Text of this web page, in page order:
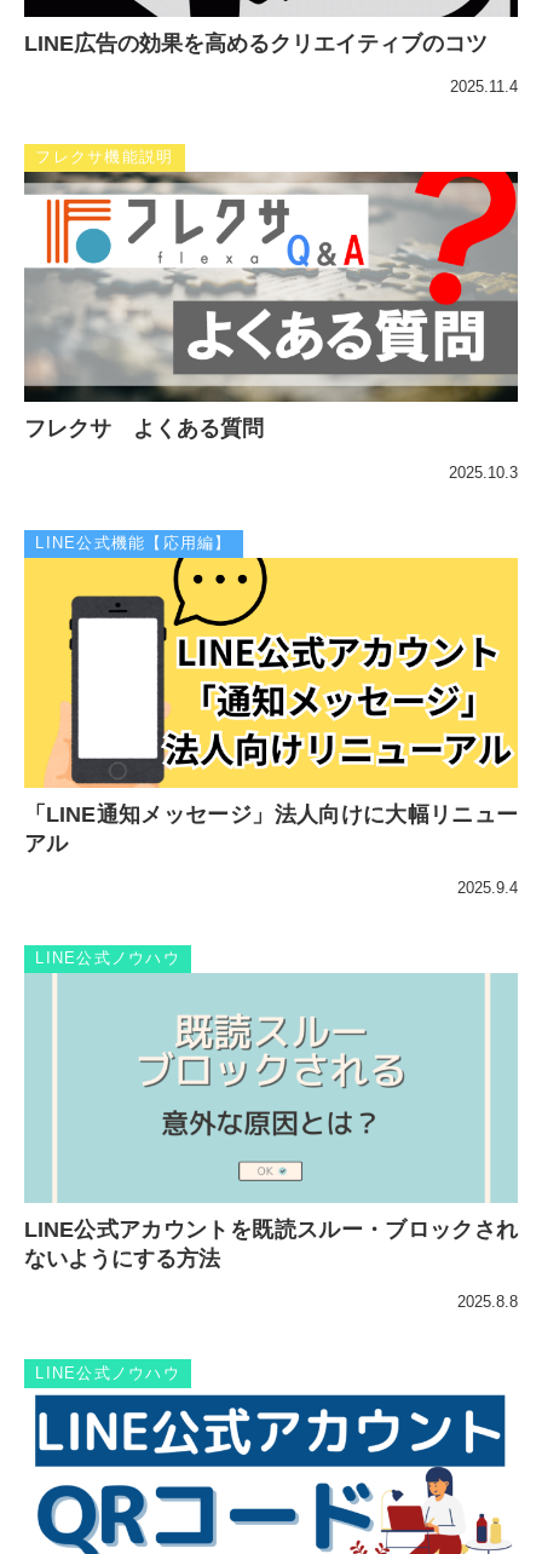
LINE広告の効果を高めるクリエイティブのコツ
2025.11.4
フレクサ機能説明
フレクサ よくある質問
2025.10.3
LINE公式機能【応用編】
「LINE通知メッセージ」法人向けに大幅リニュー
アル
2025.9.4
LINE公式ノウハウ
LINE公式アカウントを既読スルー・ブロックされ
ないようにする方法
2025.8.8
LINE公式ノウハウ